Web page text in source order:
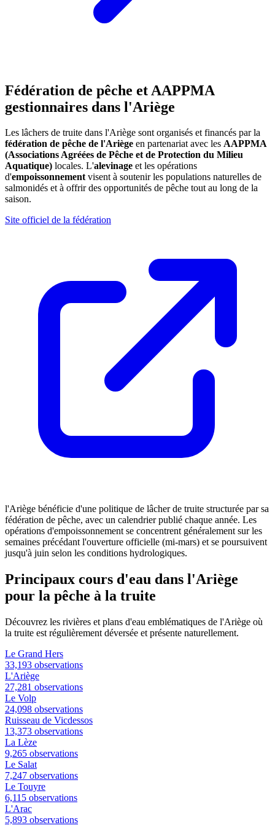
Fédération de pêche et AAPPMA
gestionnaires dans l'Ariège
Les lâchers de truite dans l'Ariège sont organisés et financés par la
fédération de pêche de l'Ariège en partenariat avec les AAPPMA
(Associations Agréées de Pêche et de Protection du Milieu
Aquatique) locales. L'alevinage et les opérations
d'empoissonnementvisent à soutenir les populations naturelles de
salmonidés et à offrir des opportunités de pêche tout au long de la
saison.
Site officiel de la fédération
l'Ariège bénéficie d'une politique de lâcher de truite structurée par sa
fédération de pêche, avec un calendrier publié chaque année. Les
opérations d'empoissonnement se concentrent généralement sur les
semaines précédant l'ouverture officielle (mi-mars) et se poursuivent
jusqu'à juin selon les conditions hydrologiques.
Principaux cours d'eau dans l'Ariège
pour la pêche à la truite
Découvrez les rivières et plans d'eau emblématiques de l'Ariège où
la truite est régulièrement déversée et présente naturellement.
Le Grand Hers
33,193 observations
L'Ariège
27,281 observations
Le Volp
24,098 observations
Ruisseau de Vicdessos
13,373 observations
La Lèze
9,265 observations
Le Salat
7,247 observations
Le Touyre
6,115 observations
L'Arac
5,893 observations